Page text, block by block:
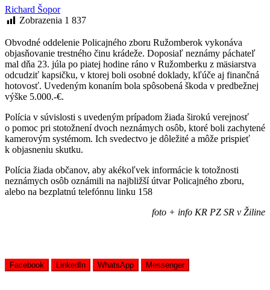
Richard Šopor
Zobrazenia 1 837
Obvodné oddelenie Policajného zboru Ružomberok vykonáva
objasňovanie trestného činu krádeže. Doposiaľ neznámy páchateľ
mal dňa 23. júla po piatej hodine ráno v Ružomberku z mäsiarstva
odcudziť kapsičku, v ktorej boli osobné doklady, kľúče aj finančná
hotovosť. Uvedeným konaním bola spôsobená škoda v predbežnej
výške 5.000.-€.
Polícia v súvislosti s uvedeným prípadom žiada širokú verejnosť
o pomoc pri stotožnení dvoch neznámych osôb, ktoré boli zachytené
kamerovým systémom. Ich svedectvo je dôležité a môže prispieť
k objasneniu skutku.
Polícia žiada občanov, aby akékoľvek informácie k totožnosti
neznámych osôb oznámili na najbližší útvar Policajného zboru,
alebo na bezplatnú telefónnu linku 158
foto + info KR PZ SR v Žiline
Facebook LinkedIn WhatsApp Messenger